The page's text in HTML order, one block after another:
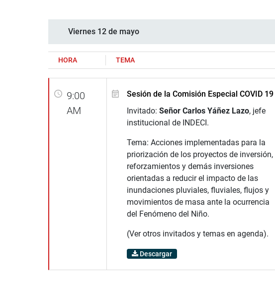
Viernes 12 de mayo
HORA TEMA
9:00
AM
Sesión de la Comisión Especial COVID 19
Invitado: Señor Carlos Yáñez Lazo, jefe
institucional de INDECI.
Tema: Acciones implementadas para la
priorización de los proyectos de inversión,
reforzamientos y demás inversiones
orientadas a reducir el impacto de las
inundaciones pluviales, fluviales, flujos y
movimientos de masa ante la ocurrencia
del Fenómeno del Niño.
(Ver otros invitados y temas en agenda).
Descargar